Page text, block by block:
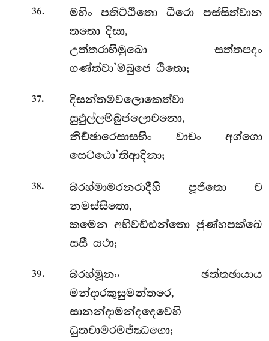
36.
මහිං පතිට්ඨිතො ධීරො පස්සිත්වාන
තතො දිසා,
උත්තරාභිමුඛො සත්තපදං
ගණ්ත්වා’ම්බුජෙ ඨිතො;
37.
දිසන්තමවලොකෙත්වා
සුඵුල්ලම්බුජලොචනො,
නිච්ඡාරෙසාසභිං වාචං අග්ගො
සෙට්ඨො’තිආදිනා;
38.
බ්රහ්මාමරනරාදීහි පූජිතො ච
නමස්සිතො,
කමෙන අභිවඩ්ඪන්තො ජුණ්හපක්ඛෙ
සසී යථා;
39.
බ්රහ්මූනං ඡත්තඡායාය
මන්දාරකුසුමන්තරෙ,
සානන්දාමන්දදෙවෙහි
ධුතචාමරමජ්ඣගො;